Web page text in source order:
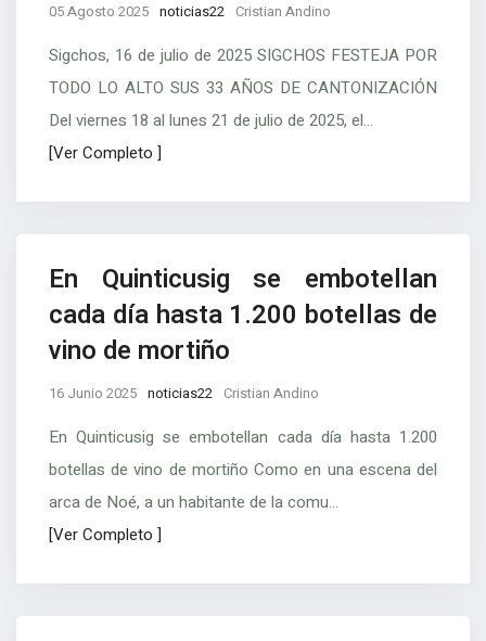
05 Agosto 2025 noticias22 Cristian Andino
Sigchos, 16 de julio de 2025 SIGCHOS FESTEJA POR
TODO LO ALTO SUS 33 AÑOS DE CANTONIZACIÓN
Del viernes 18 al lunes 21 de julio de 2025, el...
[Ver Completo ]
En Quinticusig se embotellan
cada día hasta 1.200 botellas de
vino de mortiño
16 Junio 2025 noticias22 Cristian Andino
En Quinticusig se embotellan cada día hasta 1.200
botellas de vino de mortiño Como en una escena del
arca de Noé, a un habitante de la comu...
[Ver Completo ]